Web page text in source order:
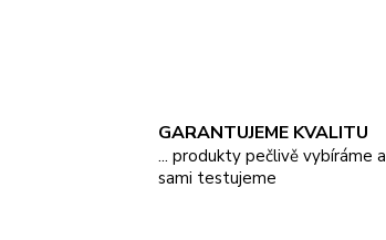
GARANTUJEME KVALITU
... produkty pečlivě vybíráme a
sami testujeme